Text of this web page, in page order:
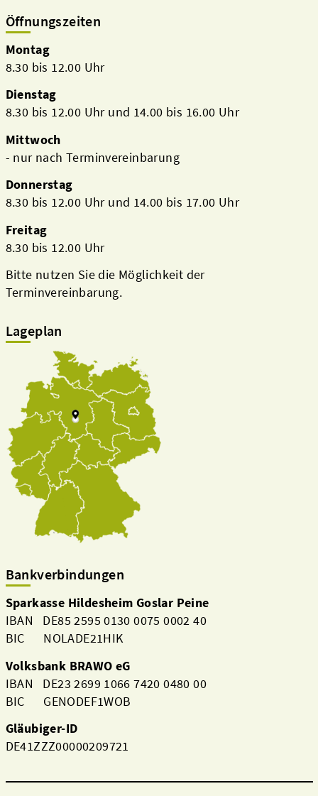
Öffnungszeiten
Montag
8.30 bis 12.00 Uhr
Dienstag
8.30 bis 12.00 Uhr und 14.00 bis 16.00 Uhr
Mittwoch
- nur nach Terminvereinbarung
Donnerstag
8.30 bis 12.00 Uhr und 14.00 bis 17.00 Uhr
Freitag
8.30 bis 12.00 Uhr
Bitte nutzen Sie die Möglichkeit der
Terminvereinbarung.
Lageplan
Bankverbindungen
Sparkasse Hildesheim Goslar Peine
IBAN DE85 2595 0130 0075 0002 40
BIC NOLADE21HIK
Volksbank BRAWO eG
IBAN DE23 2699 1066 7420 0480 00
BIC GENODEF1WOB
Gläubiger-ID
DE41ZZZ00000209721